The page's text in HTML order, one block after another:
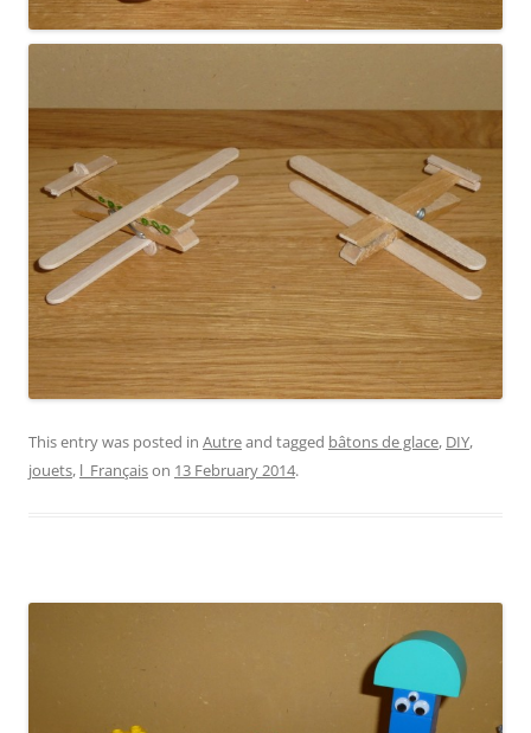
This entry was posted in Autreand tagged bâtons de glace, DIY,
jouets, l_Françaison 13 February 2014.